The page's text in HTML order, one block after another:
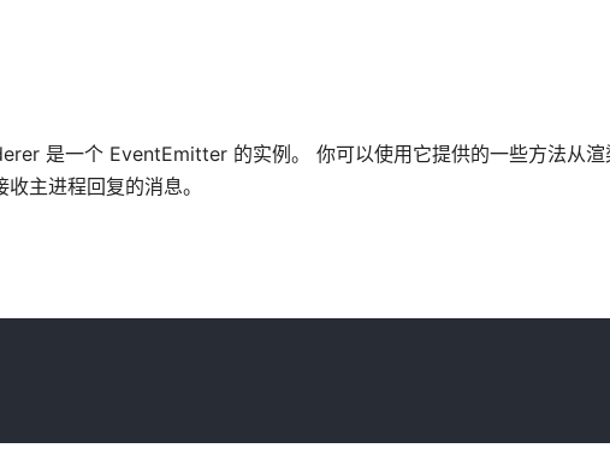
是一个 EventEmitter 的实例。 你可以使用它提供的一些方法从
主进程回复的消息。